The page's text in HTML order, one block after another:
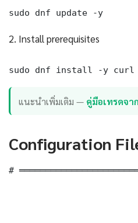
sudo dnf update -y
2. Install prerequisites
sudo dnf install -y curl
แนะนำเพิ่มเติม — คู่มือเทรดจา
Configuration
#